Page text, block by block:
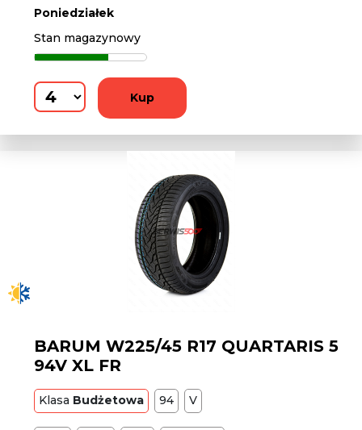
Poniedziałek
Stan magazynowy
Kup
BARUM W225/45 R17 QUARTARIS 5
94V XL FR
Klasa Budżetowa 94 V